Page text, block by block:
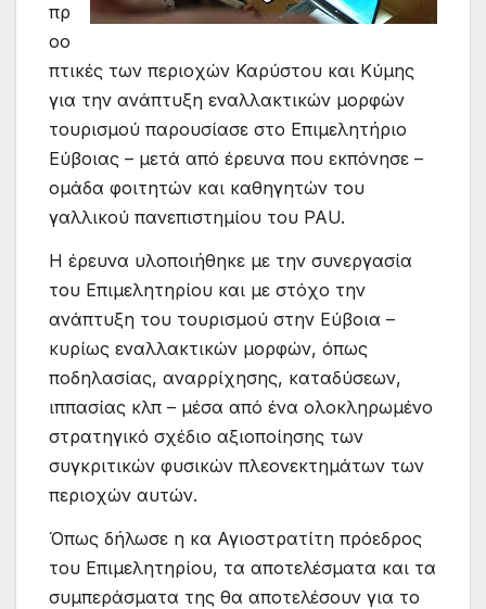
πρ
οο
πτικές των περιοχών Καρύστου και Κύμης
για την ανάπτυξη εναλλακτικών μορφών
τουρισμού παρουσίασε στο Επιμελητήριο
Εύβοιας – μετά από έρευνα που εκπόνησε –
ομάδα φοιτητών και καθηγητών του
γαλλικού πανεπιστημίου του PAU.
Η έρευνα υλοποιήθηκε με την συνεργασία
του Επιμελητηρίου και με στόχο την
ανάπτυξη του τουρισμού στην Εύβοια –
κυρίως εναλλακτικών μορφών, όπως
ποδηλασίας, αναρρίχησης, καταδύσεων,
ιππασίας κλπ – μέσα από ένα ολοκληρωμένο
στρατηγικό σχέδιο αξιοποίησης των
συγκριτικών φυσικών πλεονεκτημάτων των
περιοχών αυτών.
Όπως δήλωσε η κα Αγιοστρατίτη πρόεδρος
του Επιμελητηρίου, τα αποτελέσματα και τα
συμπεράσματα της θα αποτελέσουν για το